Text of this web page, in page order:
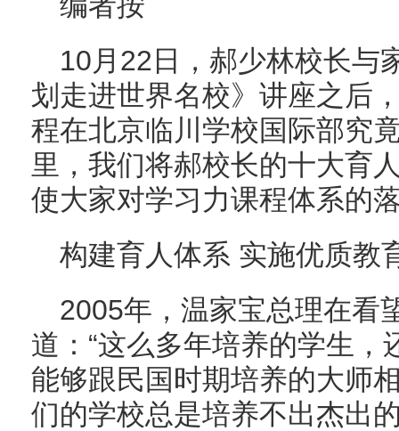
10月22日，郝少林校长与
划走进世界名校》讲座之后
程在北京临川学校国际部究
里，我们将郝校长的十大育
使大家对学习力课程体系的
构建育人体系 实施优质教
2005年，温家宝总理在看
道：“这么多年培养的学生
能够跟民国时期培养的大师
们的学校总是培养不出杰出